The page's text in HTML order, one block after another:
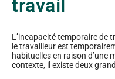
travail
L’incapacité temporaire de
le travailleur est
habituelles en raison d’une
contexte, il existe deux